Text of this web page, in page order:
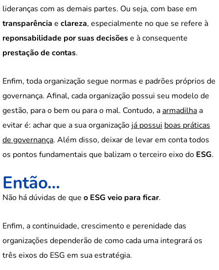
lideranças com as demais partes. Ou seja, com base em
transparência e clareza, especialmente no que se refere à
reponsabilidade por suas decisõese à consequente
prestação de contas.
Enfim, toda organização segue normas e padrões próprios de
governança. Afinal, cada organização possui seu modelo de
gestão, para o bem ou para o mal. Contudo, aarmadilhaa
evitar é: achar que a sua organização já possui boas práticas
de governança. Além disso, deixar de levar em conta todos
os pontos fundamentais que balizam o terceiro eixo do ESG.
Então…
Não há dúvidas de que o ESG veio para ficar.
Enfim, a continuidade, crescimento e perenidade das
organizações dependerão de como cada uma integrará os
três eixos do ESG em sua estratégia.